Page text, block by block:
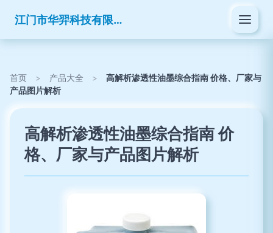
江门市华羿科技有限公司
首页 > 产品大全 >
高解析渗透性油墨综合指南 价格、厂家与
产品图片解析
高解析渗透性油墨综合指南 价
格、厂家与产品图片解析